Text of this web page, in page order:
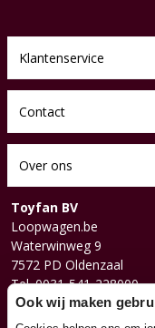
Klantenservice
Contact
Over ons
Toyfan BV
Loopwagen.be
Waterwinweg 9
7572 PD Oldenzaal
Tel. 0031-541-228000
Facebook
Instagram
Ook wij maken